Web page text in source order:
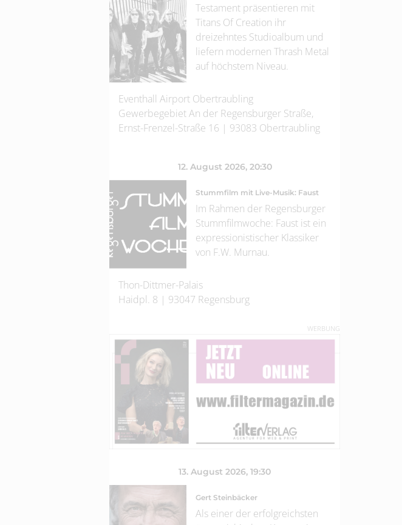
Testament präsentieren mit
Titans Of Creation ihr
dreizehntes Studioalbum und
liefern modernen Thrash Metal
auf höchstem Niveau.
Eventhall Airport Obertraubling
Gewerbegebiet An der Regensburger Straße,
Ernst-Frenzel-Straße 16 | 93083 Obertraubling
12. August 2026, 20:30
Stummfilm mit Live-Musik: Faust
Im Rahmen der Regensburger
Stummfilmwoche: Faust ist ein
expressionistischer Klassiker
von F.W. Murnau.
Thon-Dittmer-Palais
Haidpl. 8 | 93047 Regensburg
WERBUNG
13. August 2026, 19:30
Gert Steinbäcker
Als einer der erfolgreichsten